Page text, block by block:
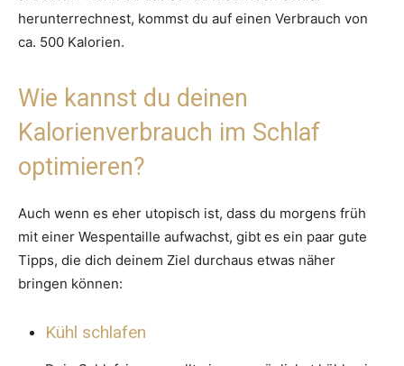
herunterrechnest, kommst du auf einen Verbrauch von
ca. 500 Kalorien.
Wie kannst du deinen
Kalorienverbrauch im Schlaf
optimieren?
Auch wenn es eher utopisch ist, dass du morgens früh
mit einer Wespentaille aufwachst, gibt es ein paar gute
Tipps, die dich deinem Ziel durchaus etwas näher
bringen können:
Kühl schlafen